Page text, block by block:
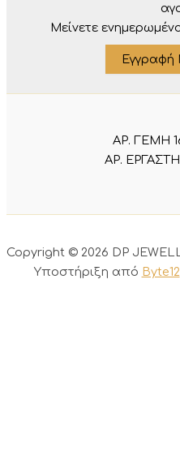
Μείνετε
Εγγραφή
ΑΡ. ΓΕΜΗ
ΑΡ.
Copyright © 2026 DP
Υποστήριξη από Byte12